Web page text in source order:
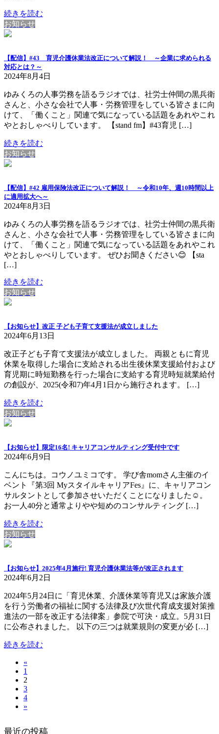
続きを読む
お知らせ
【配信】#43 育児介護休業法改正について解説！ ～企業に求められる
対応とは？～
2024年8月4日
ゆみくろの人事労務を語るラジオでは、社労士仲間の黒兵衛
さんと、小さな会社で人事・労務管理をしている皆さまに向
けて、「働くこと」関連で気になっている話題をあれやこれ
やとおしゃべりしています。 【stand fm】#43育児 […]
続きを読む
お知らせ
【配信】#42 雇用保険法改正について解説！ ～令和10年、週10時間以上
に適用拡大へ～
2024年8月3日
ゆみくろの人事労務を語るラジオでは、社労士仲間の黒兵衛
さんと、小さな会社で人事・労務管理をしている皆さまに向
けて、「働くこと」関連で気になっている話題をあれやこれ
やとおしゃべりしています。 ぜひお聞きください😊 【sta
[…]
続きを読む
お知らせ
【お知らせ】改正 子ども子育て支援法が成立しました
2024年6月13日
改正子ども子育て支援法が成立しました。 両親ともに育児
休業を取得した場合に支給される出生後休業支援給付および
育児期に時短勤務を行った場合に支給する育児時短就業給付
の創設が、2025(令和7)年4月1日から施行されます。 […]
続きを読む
お知らせ
【お知らせ】限定16名! キャリアコンサルティング受付中です
2024年6月9日
こんにちは。コウノユミコです。 学び舎momさん主催のイ
ベント『第3回 MyスタイルキャリアFes』に、キャリアコン
サルタントとして参加させいただくことになりました☺️。
お一人40分と通常よりやや短めのコンサルティング […]
続きを読む
お知らせ
【お知らせ】2025年4月施行! 育児介護休業法等が改正されます
2024年6月2日
2024年5月24日に「育児休業、介護休業等育児又は家族介護
を行う労働者の福祉に関する法律及び次世代育成支援対策推
進法の一部を改正する法律案」参院で可決・成立。5月31日
に公布されました。 以下の三つは就業規則の変更が必 […]
続きを読む
«
固
定
ペ
ー
ジ
1
固
定
ペ
ー
2
固
定
ペ
ジ
3
固
定
ー
4
»
最近の投稿